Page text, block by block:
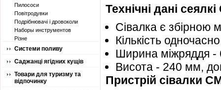
Пилососи
Повітродувки
Подрібнювачі і дровоколи
Наборы инструментов
Різне
Системи поливу
Саджанці ягідних кущів
Товари для туризму та
відпочинку
Технічні дані
Сівалка є збірною
Кількість
Ширина міжряддя
Висота - 240 мм,
Пристрій сівалки